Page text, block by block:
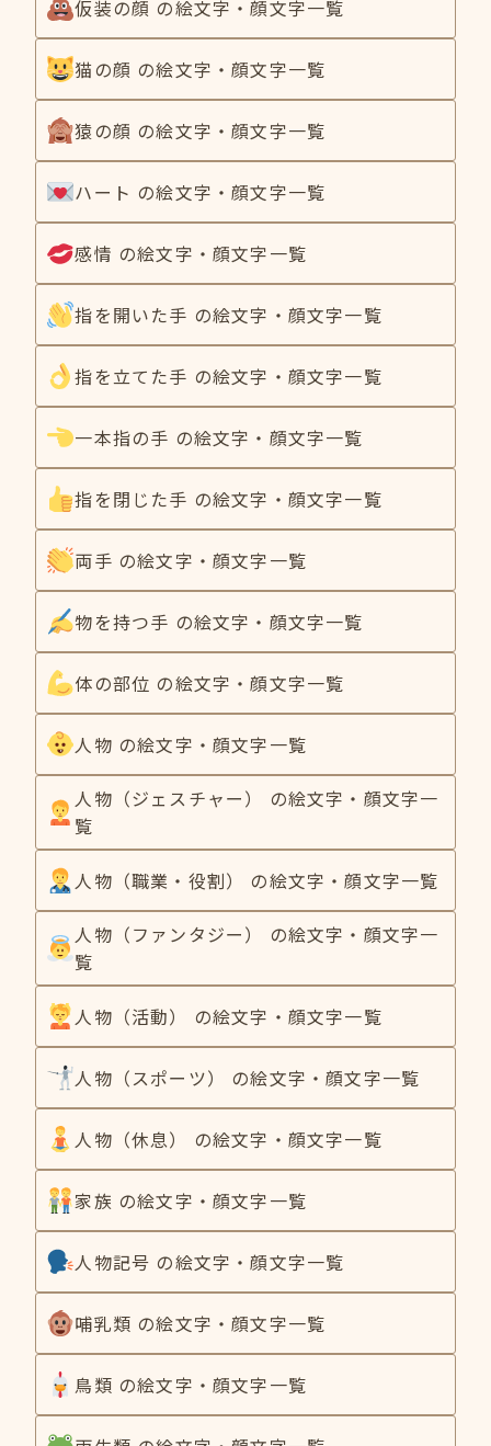
仮装の顔 の絵文字・顔文字一覧
猫の顔 の絵文字・顔文字一覧
猿の顔 の絵文字・顔文字一覧
ハート の絵文字・顔文字一覧
感情 の絵文字・顔文字一覧
指を開いた手 の絵文字・顔文字一覧
指を立てた手 の絵文字・顔文字一覧
一本指の手 の絵文字・顔文字一覧
指を閉じた手 の絵文字・顔文字一覧
両手 の絵文字・顔文字一覧
物を持つ手 の絵文字・顔文字一覧
体の部位 の絵文字・顔文字一覧
人物 の絵文字・顔文字一覧
人物（ジェスチャー） の絵文字・顔文字一
覧
人物（職業・役割） の絵文字・顔文字一覧
人物（ファンタジー） の絵文字・顔文字一
覧
人物（活動） の絵文字・顔文字一覧
人物（スポーツ） の絵文字・顔文字一覧
人物（休息） の絵文字・顔文字一覧
家族 の絵文字・顔文字一覧
人物記号 の絵文字・顔文字一覧
哺乳類 の絵文字・顔文字一覧
鳥類 の絵文字・顔文字一覧